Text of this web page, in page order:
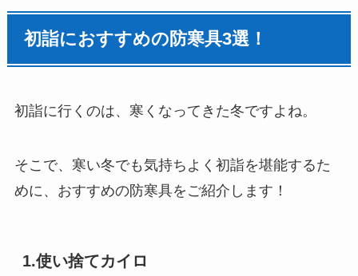
初詣におすすめの防寒具3選！
初詣に行くのは、寒くなってきた冬ですよね。
そこで、寒い冬でも気持ちよく初詣を堪能するた
めに、おすすめの防寒具をご紹介します！
1.使い捨てカイロ